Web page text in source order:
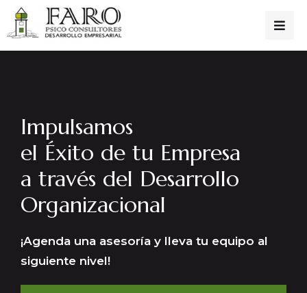
Impulsamos
el Éxito de tu Empresa
a través del Desarrollo
Organizacional
¡Agenda una asesoría y lleva tu equipo al
siguiente nivel!